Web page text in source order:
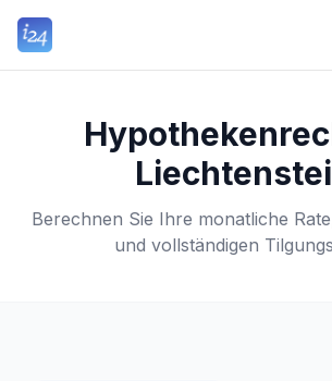
Berechnen Sie Ihre monatliche
und vollständigen